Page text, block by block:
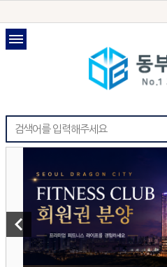
keyboard_arrow_left